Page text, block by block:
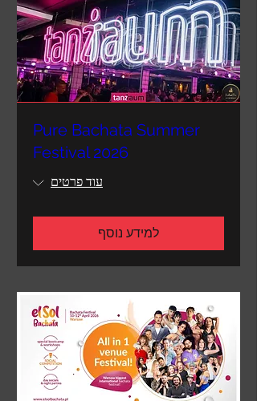
Pure Bachata Summer
Festival 2026
עוד פרטים
למידע נוסף